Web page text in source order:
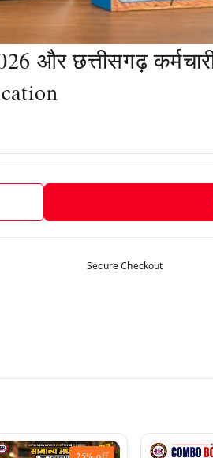
और छत्तीसगढ़
Secure Checkout
25%off